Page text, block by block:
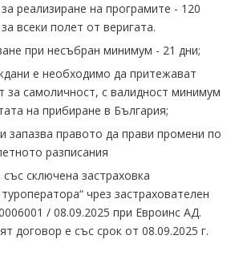
реализиране на програмите - 120
всеки полет от веригата.
при несъбран минимум - 21 дни;
е необходимо да притежават
за самоличност, с валидност минимум
на прибиране в България;
запазва правото да прави промени по
разписания
сключена застраховка
чрез застрахователен
/ 08.09.2025 при Евроинс АД.
договор е със срок от 08.09.2025 г.